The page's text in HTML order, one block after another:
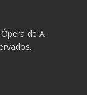
de A